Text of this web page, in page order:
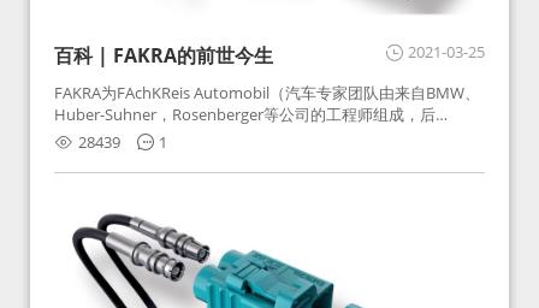
2021-03-25
百科 | FAKRA的前世今生
FAKRA为FAchKReis Automobil（汽车专家团队由来自BMW、
Huber-Suhner，Rosenberger等公司的工程师组成，后
Huber-Suhner相关连接器业务及技术在2010年并入
Rosenberger）缩写。起初为BMW需求用于车载收音机天线连
接，如今FAKRA已成为汽车行业通用标准的射频连接器，被业
28439 1